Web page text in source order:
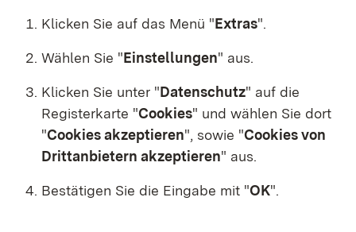
Klicken Sie auf das Menü "Extras".
Wählen Sie "Einstellungen" aus.
Klicken Sie unter "Datenschutz" auf die
Registerkarte "Cookies" und wählen Sie dort
"Cookies akzeptieren", sowie "Cookies von
Drittanbietern akzeptieren" aus.
Bestätigen Sie die Eingabe mit "OK".